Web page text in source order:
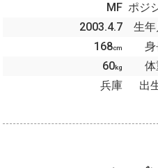
MF ポジ
2003.4.7
生年
168cm
60kg
兵庫 出